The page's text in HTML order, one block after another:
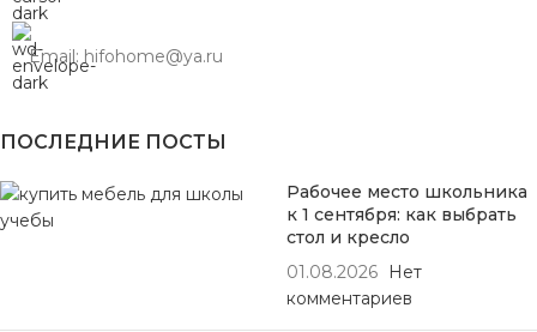
Email: hifohome@ya.ru
ПОСЛЕДНИЕ ПОСТЫ
Рабочее место школьника
к 1 сентября: как выбрать
стол и кресло
01.08.2026
Нет
комментариев